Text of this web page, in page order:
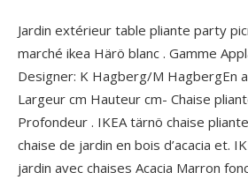
Jardin extérieur table pliante party
marché ikea Härö blanc . Gamme
Designer: K Hagberg/M HagbergEn
Largeur cm Hauteur cm- Chaise
Profondeur . IKEA tärnö chaise
chaise de jardin en bois d’acacia et.
jardin avec chaises Acacia Marron